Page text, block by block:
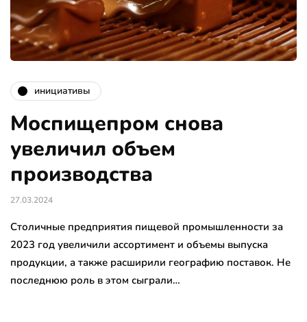
инициативы
Моспищепром снова
увеличил объем
производства
27.03.2024
Столичные предприятия пищевой промышленности за
2023 год увеличили ассортимент и объемы выпуска
продукции, а также расширили географию поставок. Не
последнюю роль в этом сыграли…